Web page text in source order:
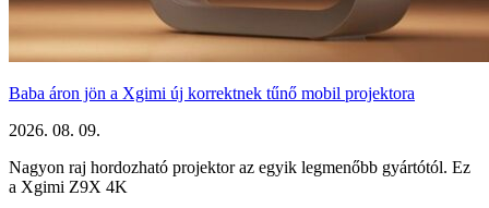
Baba áron jön a Xgimi új korrektnek tűnő mobil projektora
2026. 08. 09.
Nagyon raj hordozható projektor az egyik legmenőbb gyártótól. Ez
a Xgimi Z9X 4K